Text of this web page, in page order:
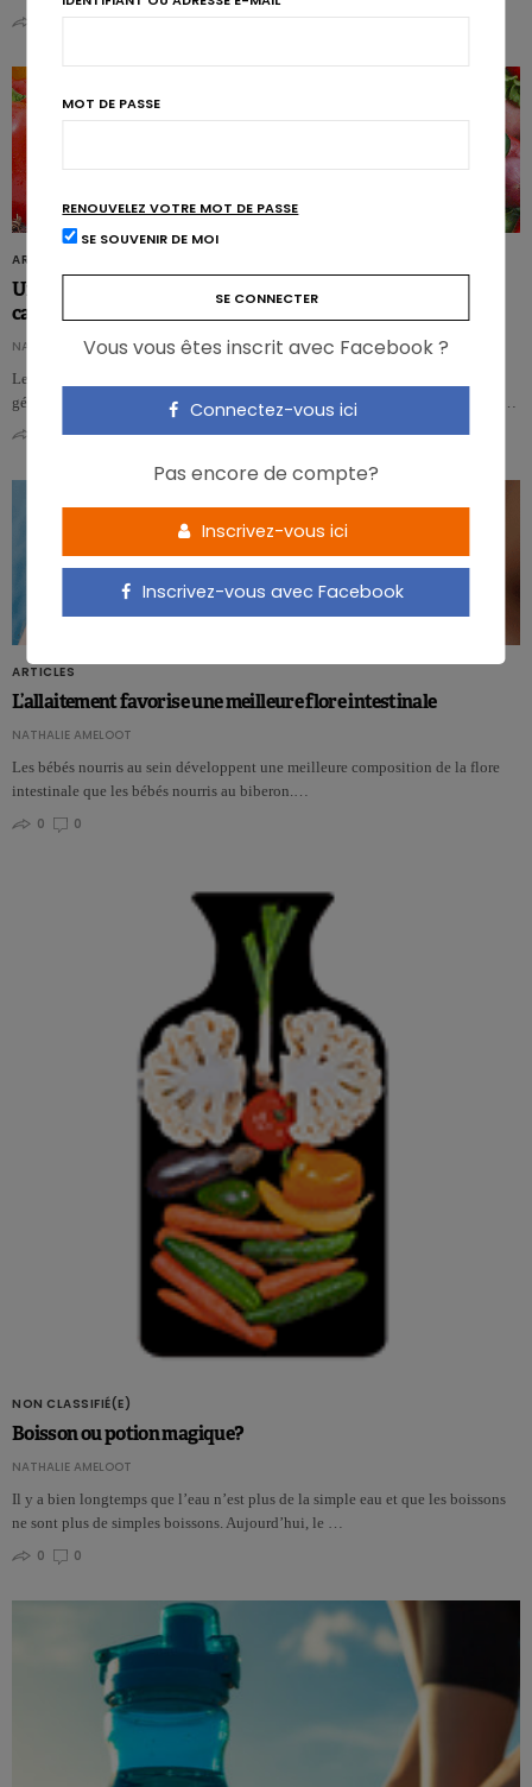
0
ARTICLES
Un lien entre les nutriments, nos gènes et la propagation du
cancer
NATHALIE AMELOOT
Les composants de plus de 40 aliments (végétaux) influencent l’expression
génique et permettent ainsi de ralentir le développement de certains cancers.…
0
ARTICLES
L’allaitement favorise une meilleure flore intestinale
NATHALIE AMELOOT
Les bébés nourris au sein développent une meilleure composition de la flore
intestinale que les bébés nourris au biberon.…
0
0
NON CLASSIFIÉ(E)
Boisson ou potion magique?
NATHALIE AMELOOT
Il y a bien longtemps que l’eau n’est plus de la simple eau et que les boissons
ne sont plus de simples boissons. Aujourd’hui, le …
0
0
MOT DE PASSE
RENOUVELEZ VOTRE MOT DE PASSE
SE SOUVENIR DE MOI
Vous vous êtes inscrit avec Facebook ?
Connectez-vous ici
Pas encore de compte?
Inscrivez-vous ici
Inscrivez-vous avec Facebook